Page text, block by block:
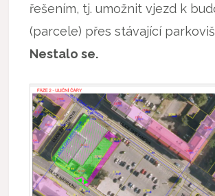
řešením, tj. umožnit vjezd k
(parcele) přes stávající
Nestalo se.